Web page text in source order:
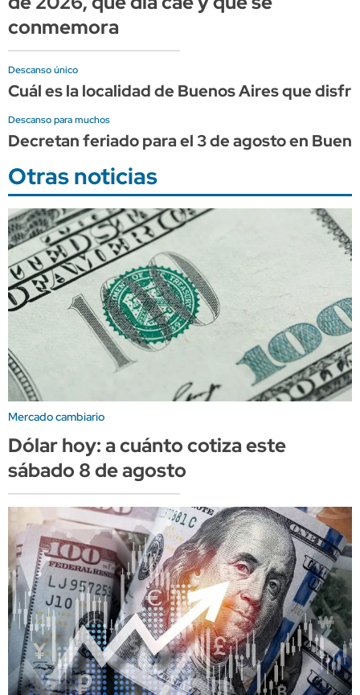
conmemora
Descanso único
Cuál es la localidad de Buenos Aires que
Descanso para muchos
Decretan feriado para el 3 de agosto en
Otras noticias
Mercado cambiario
Dólar hoy: a cuánto cotiza este
sábado 8 de agosto